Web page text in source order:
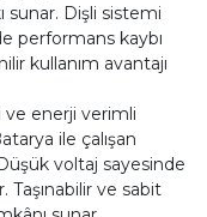
sunar. Dişli sistemi
performans kaybı
kullanım avantajı
ve enerji verimli
ile çalışan
voltaj sayesinde
ve sabit